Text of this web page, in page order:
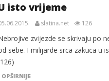
isto vrijeme
slatina.net 126
zvijezde se skrivaju po
sebe. I milijarde srca zakuca u
OPŠIRNIJE